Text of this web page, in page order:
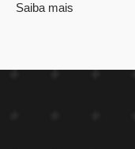
Saiba mais